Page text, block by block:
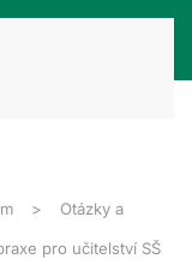
Otázky a
pro učitelství SŠ